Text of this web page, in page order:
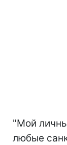
"Мой
любые